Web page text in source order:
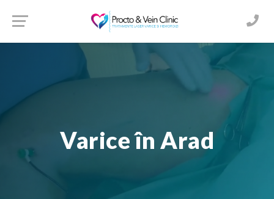
Varice în Arad